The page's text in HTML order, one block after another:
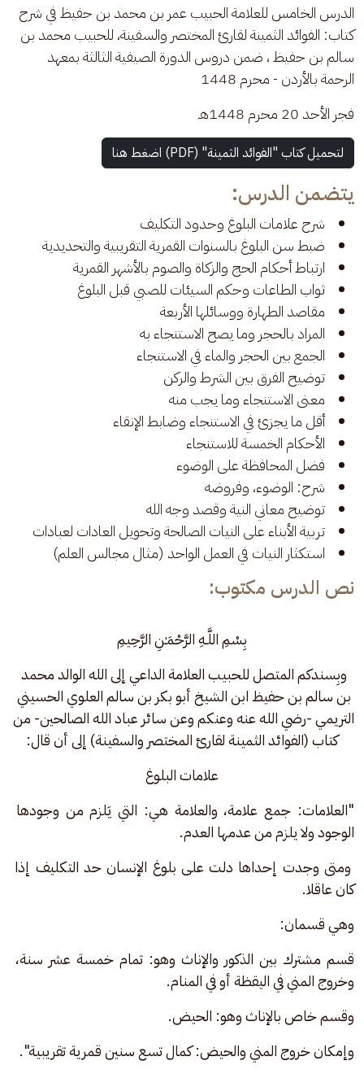
الدرس الخامس للعلامة الحبيب عمر بن محمد بن حفيظ في شرح
كتاب: الفوائد الثمينة لقارئ المختصر والسفينة، للحبيب محمد بن
سالم بن حفيظ ، ضمن دروس الدورة الصيفية الثالثة بمعهد
الرحمة بالأردن - محرم 1448
فجر الأحد 20 محرم 1448هـ
لتحميل كتاب "الفوائد الثمينة" (PDF) اضغط هنا
يتضمن الدرس:
شرح علامات البلوغ وحدود التكليف
ضبط سن البلوغ بالسنوات القمرية التقريبية والتحديدية
ارتباط أحكام الحج والزكاة والصوم بالأشهر القمرية
ثواب الطاعات وحكم السيئات للصبي قبل البلوغ
مقاصد الطهارة ووسائلها الأربعة
المراد بالحجر وما يصح الاستنجاء به
الجمع بين الحجر والماء في الاستنجاء
توضيح الفرق بين الشرط والركن
معنى الاستنجاء وما يجب منه
أقل ما يجزئ في الاستنجاء وضابط الإنقاء
الأحكام الخمسة للاستنجاء
فضل المحافظة على الوضوء
شرح: الوضوء، وفروضه
توضيح معاني النية وقصد وجه الله
تربية الأبناء على النيات الصالحة وتحويل العادات لعبادات
استكثار النيات في العمل الواحد (مثال مجالس العلم)
نص الدرس مكتوب:
بِسْمِ اللَّـهِ الرَّحْمَـٰنِ الرَّحِيمِ
وبِسندكم المتصل للحبيب العلامة الداعي إلى الله الوالد محمد
بن سالم بن حفيظ ابن الشيخ أبو بكر بن سالم العلوي الحسيني
التريمي -رضي الله عنه وعنكم وعن سائر عباد الله الصالحين- من
كتاب (الفوائد الثمينة لقارئ المختصر والسفينة) إلى أن قال:
علامات البلوغ
"العلامات: جمع علامة، والعلامة هي: التي يَلزم من وجودها
الوجود ولا يلزم من عدمها العدم.
ومتى وجدت إحداها دلت على بلوغ الإنسان حد التكليف إذا
كان عاقلا.
وهي قسمان:
قسم مشترك بين الذكور والإناث وهو: تمام خمسة عشر سنة،
وخروج المني في اليقظة أو في المنام.
وقسم خاص بالإناث وهو: الحيض.
وإمكان خروج المني والحيض: كمال تسع سنين قمرية تقريبية".